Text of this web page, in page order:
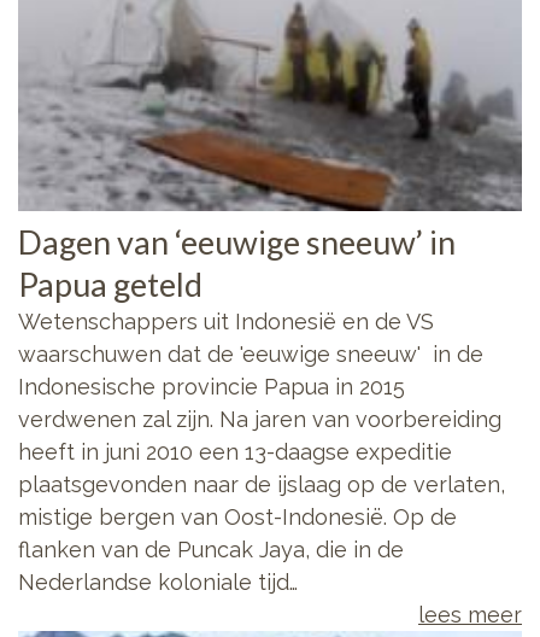
Dagen van ‘eeuwige sneeuw’ in
Papua geteld
Wetenschappers uit Indonesië en de VS
waarschuwen dat de 'eeuwige sneeuw' in de
Indonesische provincie Papua in 2015
verdwenen zal zijn. Na jaren van voorbereiding
heeft in juni 2010 een 13-daagse expeditie
plaatsgevonden naar de ijslaag op de verlaten,
mistige bergen van Oost-Indonesië. Op de
flanken van de Puncak Jaya, die in de
Nederlandse koloniale tijd…
lees meer